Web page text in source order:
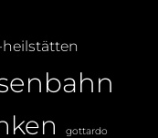
gottardo